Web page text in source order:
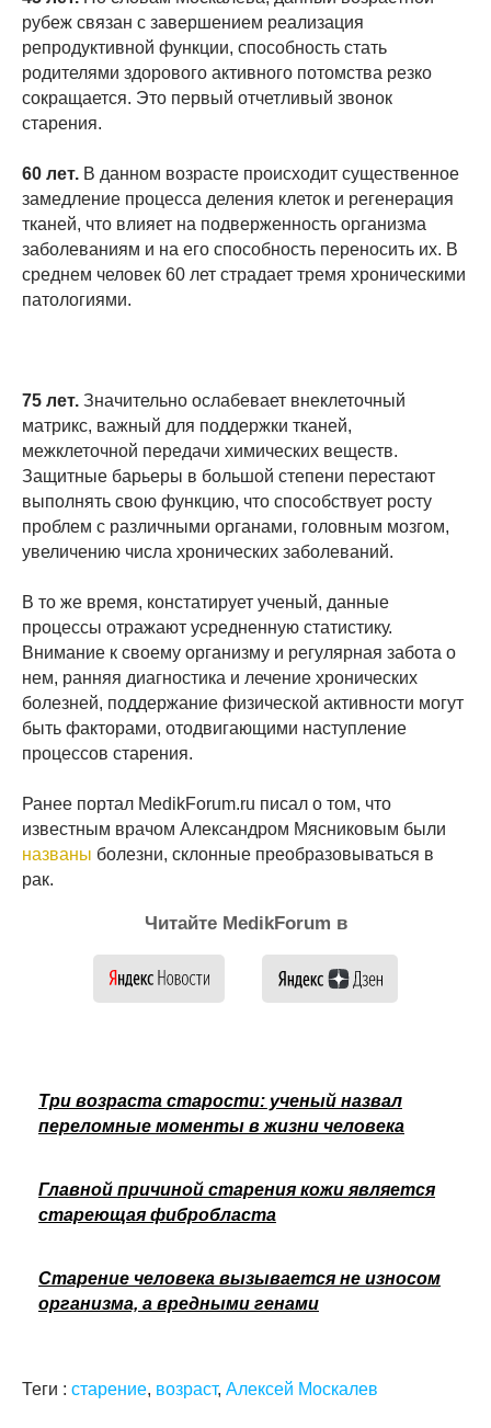
рубеж связан с завершением реализация
репродуктивной функции, способность стать
родителями здорового активного потомства резко
сокращается. Это первый отчетливый звонок
старения.
60 лет. В данном возрасте происходит существенное
замедление процесса деления клеток и регенерация
тканей, что влияет на подверженность организма
заболеваниям и на его способность переносить их. В
среднем человек 60 лет страдает тремя хроническими
патологиями.
75 лет. Значительно ослабевает внеклеточный
матрикс, важный для поддержки тканей,
межклеточной передачи химических веществ.
Защитные барьеры в большой степени перестают
выполнять свою функцию, что способствует росту
проблем с различными органами, головным мозгом,
увеличению числа хронических заболеваний.
В то же время, констатирует ученый, данные
процессы отражают усредненную статистику.
Внимание к своему организму и регулярная забота о
нем, ранняя диагностика и лечение хронических
болезней, поддержание физической активности могут
быть факторами, отодвигающими наступление
процессов старения.
Ранее портал MedikForum.ru писал о том, что
известным врачом Александром Мясниковым были
названы болезни, склонные преобразовываться в
рак.
Читайте MedikForum в
Три возраста старости: ученый назвал
переломные моменты в жизни человека
Главной причиной старения кожи является
стареющая фибробласта
Старение человека вызывается не износом
организма, а вредными генами
Теги : старение, возраст, Алексей Москалев